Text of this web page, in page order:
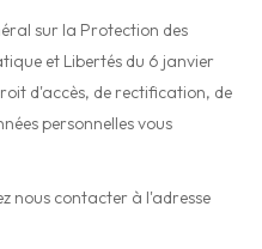
sur la Protection des
et Libertés du 6 janvier
d'accès, de rectification, de
personnelles vous
nous contacter à l'adresse